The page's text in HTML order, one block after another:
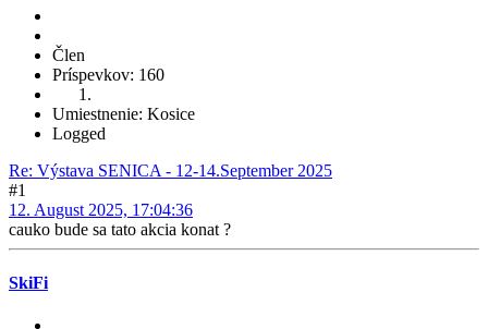
Člen
Príspevkov: 160
Umiestnenie: Kosice
Logged
Re: Výstava SENICA - 12-14.September 2025
#1
12. August 2025, 17:04:36
cauko bude sa tato akcia konat ?
SkiFi